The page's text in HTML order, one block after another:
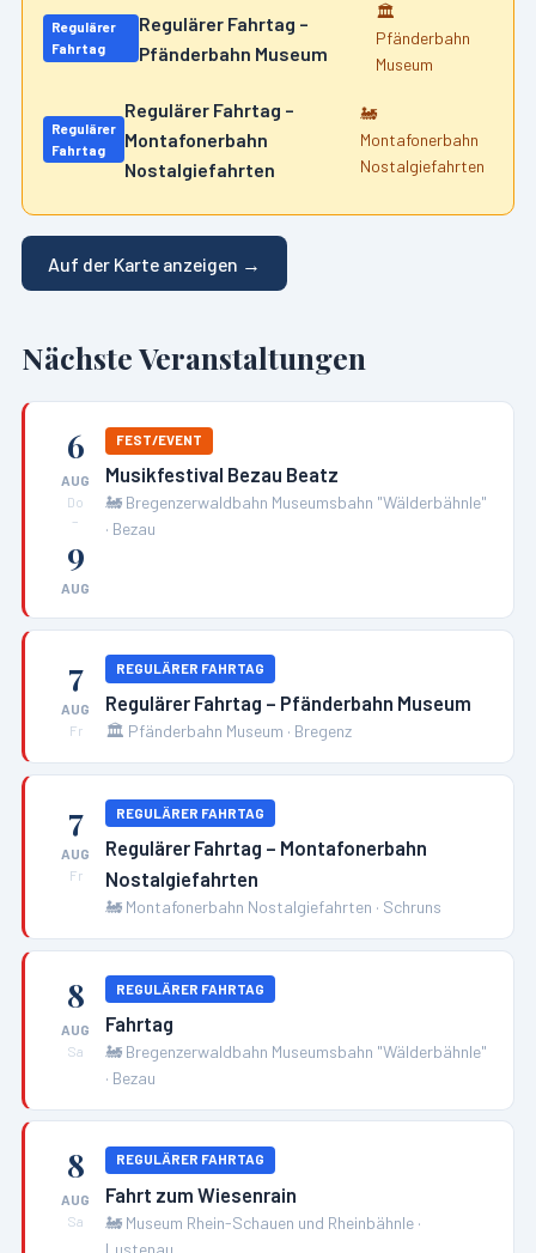
Regulärer
Fahrtag
Regulärer Fahrtag –
Pfänderbahn Museum
🏛️
Pfänderbahn
Museum
Regulärer
Fahrtag
Regulärer Fahrtag –
Montafonerbahn
Nostalgiefahrten
🚂
Montafonerbahn
Nostalgiefahrten
Auf der Karte anzeigen →
Nächste Veranstaltungen
6
AUG
Do
–
9
AUG
FEST/EVENT
Musikfestival Bezau Beatz
🚂 Bregenzerwaldbahn Museumsbahn "Wälderbähnle"
· Bezau
7
AUG
Fr
REGULÄRER FAHRTAG
Regulärer Fahrtag – Pfänderbahn Museum
🏛️ Pfänderbahn Museum · Bregenz
7
AUG
Fr
REGULÄRER FAHRTAG
Regulärer Fahrtag – Montafonerbahn
Nostalgiefahrten
🚂 Montafonerbahn Nostalgiefahrten · Schruns
8
AUG
Sa
REGULÄRER FAHRTAG
Fahrtag
🚂 Bregenzerwaldbahn Museumsbahn "Wälderbähnle"
· Bezau
8
AUG
Sa
REGULÄRER FAHRTAG
Fahrt zum Wiesenrain
🚂 Museum Rhein-Schauen und Rheinbähnle ·
Lustenau